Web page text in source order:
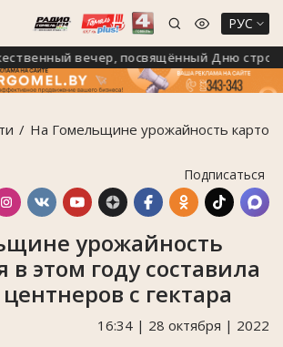
РУС
вечер, посвящённый Дню
На Гомельщине урожайность
Подписаться
урожайность
в этом году составила
с гектара
16:34 | 28 октября | 2022